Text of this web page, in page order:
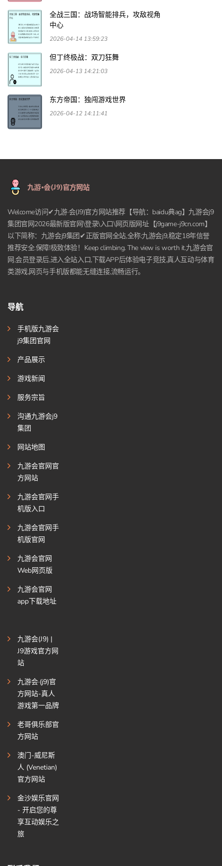
全战三国：战场智能排兵，攻敌视角
中心
2026-04-14 13:59:23
但丁终极战：双刀狂舞
2026-04-13 14:21:03
东方帝国：独闯游戏世界
2026-04-12 14:11:41
Welcome访问✔九游·会(J9)官方网站推荐【导航：baidu典ag】九游会j9
集团官网2026最新版官网\登录\入口\网页版网址【j9game-j9cn.com】
以下简称：九游会j9集团✔正版官网全站,全称:九游会j9,稳定18年信誉
推荐安全.保障!极致体验！Keep climbing. The view is worth it.九游会官
网,会员登录后,进入全站入口,下载APP后体验电子竞技,真人互动与体育
类游戏,网页与手机版都能无缝连接,流畅运行。
导航
手机版九游会
j9集团官网
产品展示
游戏新闻
服务宗旨
沟通九游会j9
集团
网站地图
九游会官网官
方网站
九游会官网手
机版入口
九游会官网手
机版官网
九游会官网
Web网页版
九游会官网
app下载地址
九游会(J9) |
J9游戏官方网
站
九游会·(j9)官
方网站-真人
游戏第一品牌
老哥俱乐部官
方网站
澳门-威尼斯
人 (Venetian)
官方网站
金沙娱乐官网
- 开启您的尊
享互动娱乐之
旅